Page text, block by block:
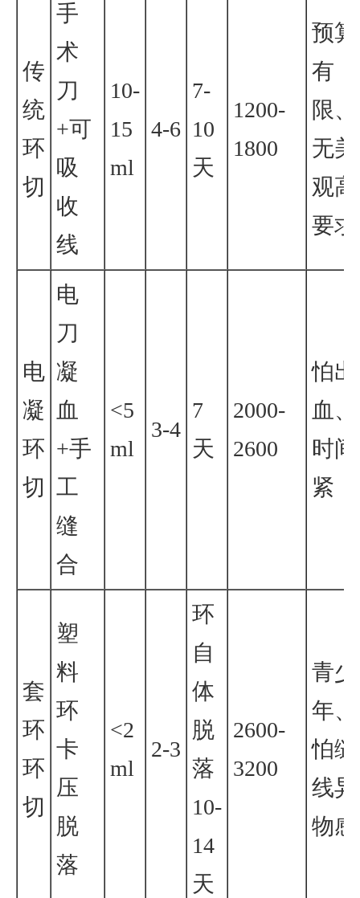
传
统
环
切
手
术
刀
+可
吸
收
线
10-
15
ml
4-6
7-
10
天
1200-
1800
预算
有
限、
无美
观高
要求
电
凝
环
切
电
刀
凝
血
+手
工
缝
合
<5
ml
3-4
7
天
2000-
2600
怕出
血、
时间
紧
套
环
环
切
塑
料
环
卡
压
脱
落
<2
ml
2-3
环
自
体
脱
落
10-
14
天
2600-
3200
青少
年、
怕缝
线异
物感